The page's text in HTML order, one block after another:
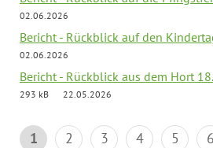
02.06.2026
Bericht - Rückblick auf den
02.06.2026
Bericht - Rückblick aus dem Hort
293 kB
22.05.2026
1 2 3 4 5 6